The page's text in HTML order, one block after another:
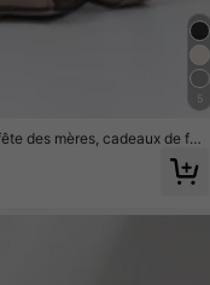
5
des mères, cadeaux de fêt